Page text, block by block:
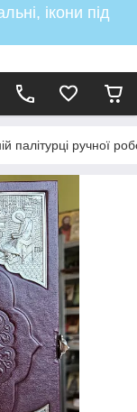
ікони під
палітурці ручної